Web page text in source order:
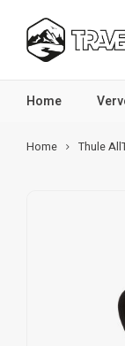
Home
Home Thule